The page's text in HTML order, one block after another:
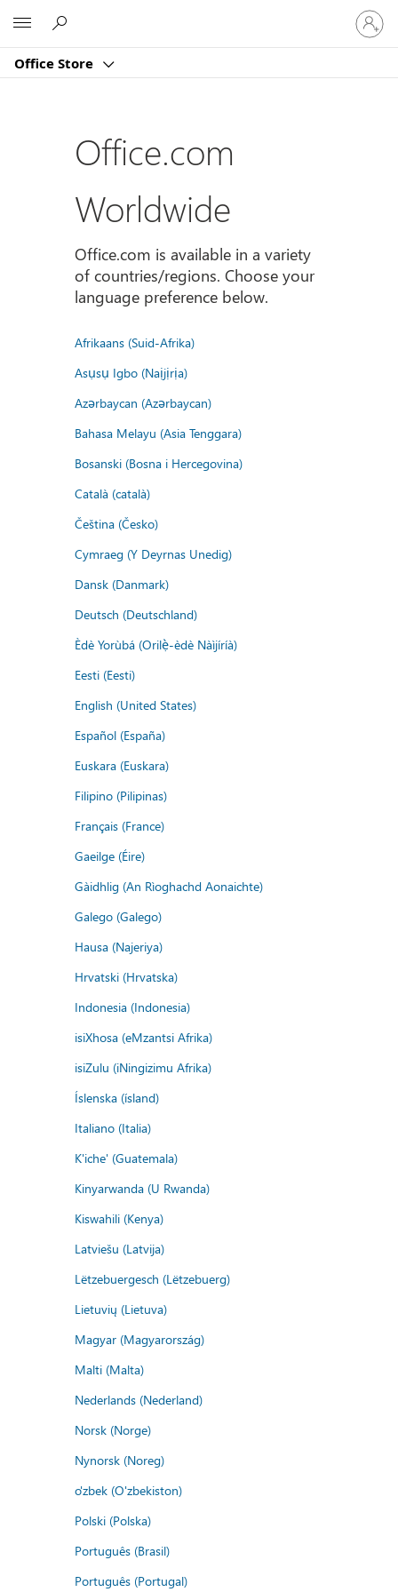
Office Store
Sign
in
to
account
Office.com
Worldwide
Office.com is available in a variety
of countries/regions. Choose your
language preference below.
Afrikaans (Suid-Afrika)
Asụsụ Igbo (Naịjịrịa)
Azərbaycan (Azərbaycan)
Bahasa Melayu (Asia Tenggara)
Bosanski (Bosna i Hercegovina)
Català (català)
Čeština (Česko)
Cymraeg (Y Deyrnas Unedig)
Dansk (Danmark)
Deutsch (Deutschland)
Èdè Yorùbá (Orilẹ̀-èdè Nàìjíríà)
Eesti (Eesti)
English (United States)
Español (España)
Euskara (Euskara)
Filipino (Pilipinas)
Français (France)
Gaeilge (Éire)
Gàidhlig (An Rìoghachd Aonaichte)
Galego (Galego)
Hausa (Najeriya)
Hrvatski (Hrvatska)
Indonesia (Indonesia)
isiXhosa (eMzantsi Afrika)
isiZulu (iNingizimu Afrika)
Íslenska (ísland)
Italiano (Italia)
K'iche' (Guatemala)
Kinyarwanda (U Rwanda)
Kiswahili (Kenya)
Latviešu (Latvija)
Lëtzebuergesch (Lëtzebuerg)
Lietuvių (Lietuva)
Magyar (Magyarország)
Malti (Malta)
Nederlands (Nederland)
Norsk (Norge)
Nynorsk (Noreg)
o'zbek (O'zbekiston)
Polski (Polska)
Português (Brasil)
Português (Portugal)